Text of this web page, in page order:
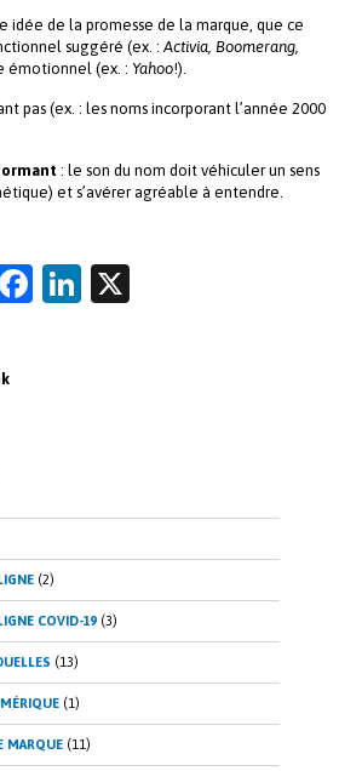
idée de la promesse de la marque, que ce
suggéré (ex. : Activia, Boomerang,
émotionnel (ex. : Yahoo!).
pas (ex. : les noms incorporant l’année 2000
: le son du nom doit véhiculer un sens
et s’avérer agréable à entendre.
Fa Li
(2)
COVID-19 (3)
(13)
(1)
MARQUE (11)